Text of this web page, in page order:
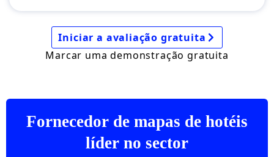
Iniciar a avaliação gratuita
Marcar uma demonstração gratuita
Fornecedor de mapas de hotéis
líder no sector